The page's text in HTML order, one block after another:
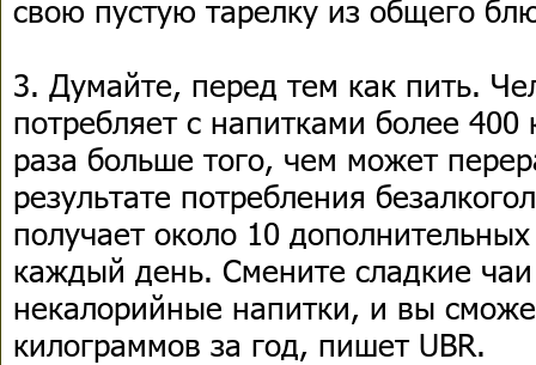
свою пустую тарелку из общего
3. Думайте, перед тем как пить.
потребляет с напитками более
раза больше того, чем может
результате потребления
получает около 10
каждый день. Смените сладкие
некалорийные напитки, и вы
килограммов за год, пишет UBR.